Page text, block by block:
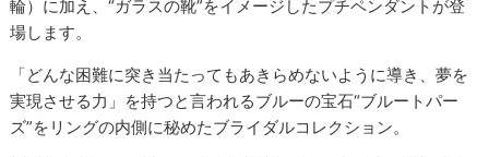
輪）に加え、“ガラスの靴”をイメージしたプチペンダントが登
場します。
「どんな困難に突き当たってもあきらめないように導き、夢を
実現させる力」を持つと言われるブルーの宝石“ブルートパー
ズ”をリングの内側に秘めたブライダルコレクション。